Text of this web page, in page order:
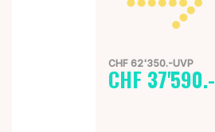
CHF 62'350.-UVP
CHF 37'590.-